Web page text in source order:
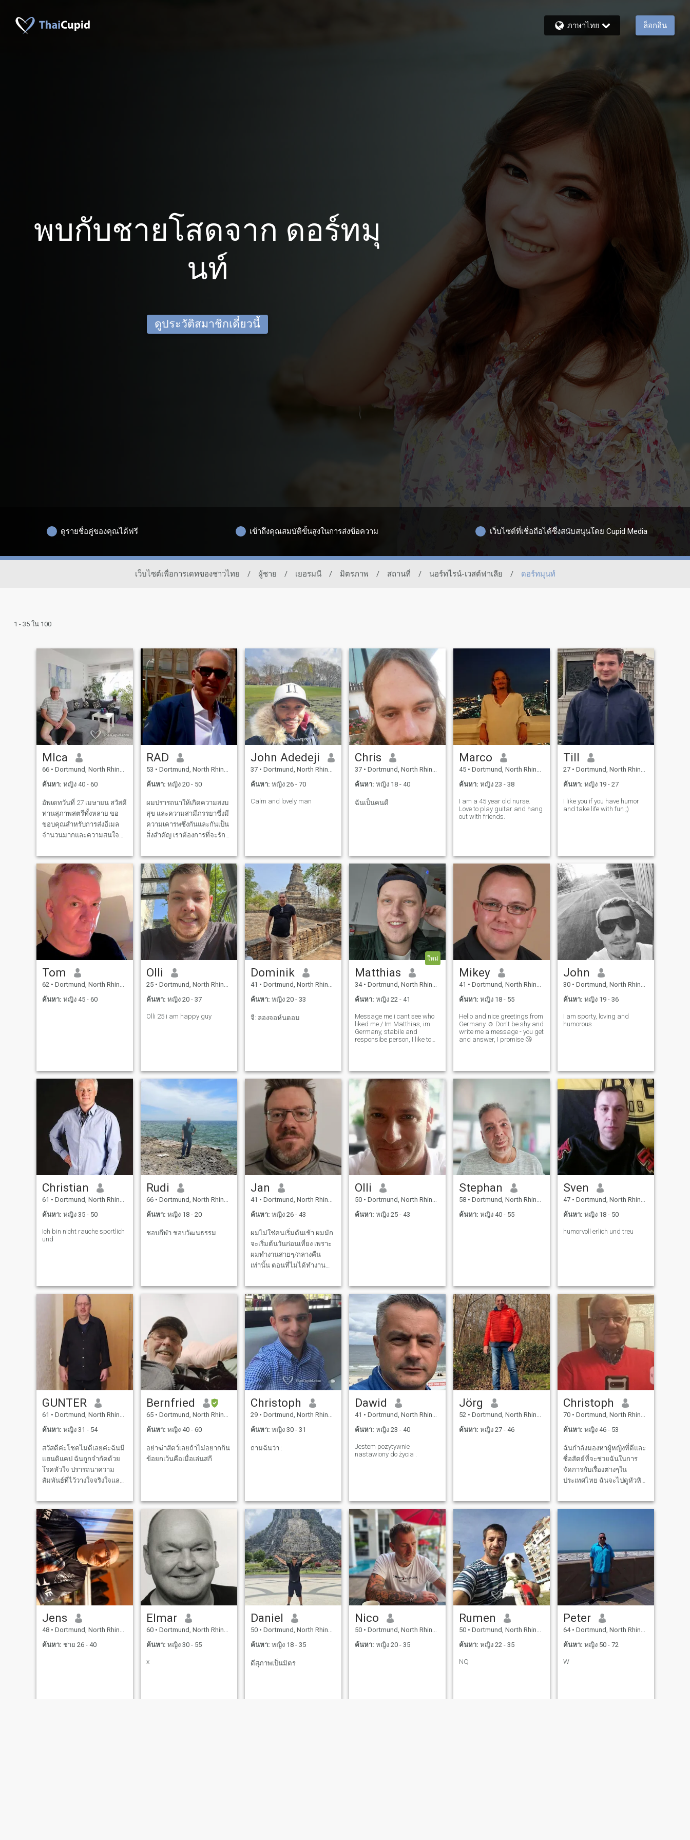
ภาษาไทย ล็อกอิน
พบกับชายโสดจาก ดอร์ทมุ
นท์
ดูประวัติสมาชิกเดี๋ยวนี้
ดูรายชื่อคู่ของคุณได้ฟรี เข้าถึงคุณสมบัติขั้นสูงในการส่งข้อความ เว็บไซต์ที่เชื่อถือได้ซึ่งสนับสนุนโดย Cupid Media
เว็บไซต์เพื่อการเดทของชาวไทย / ผู้ชาย / เยอรมนี / มิตรภาพ / สถานที่ / นอร์ทไรน์-เวสต์ฟาเลีย / ดอร์ทมุนท์
1 - 35 ใน 100
MIca
66 • Dortmund, North Rhine-Westphalia, เยอรมันนี
ค้นหา: หญิง 40 - 60
อัพเดทวันที่ 27 เมษายน สวัสดี
ท่านสุภาพสตรีทั้งหลาย ขอ
ขอบคุณสำหรับการส่งอีเมล
จำนวนมากและความสนใจ
ใส่ฉันเป็นอย่างมาก ด้วย
เหตุผลส่วนตัวได้และเป็นไป
ไม่ได้สำหรับฉันที่จะแสดง
ปฏิกิริยาที่มีในช่วงเวลานี้ แต่
สำหรับการตรวจสอบให้แน่ใจ
ว่าในอนาคตอันใกล้นี้ฉันจะ
ติดต่อกับหญิงชราที่ผมสนใจ
ได้ ผมแค่ต้องการตรวจดูให้
แน่ใจว่าผมมีเวลาที่เพียงพอ
เพื่อทำความรู้จักกันในราย
ความเข้าใจของคุณ ... : - )
สำหรับคนเหล่านั้นที่ไม่ได้เพื่อ
ให้พอดีกับในภาษาอังกฤษ (
นี้ฉันไม่สามารถแสดง
ปฏิกิริยาได้แต่ในอนาคตอัน
ใกล้นี้ฉันจะติดต่อผู้หญิงที่
สนใจฉันจริงๆฉันแค่ต้องการ
ให้แน่ใจว่าฉันมีเวลาพอที่จะ
ทำความรู้จักกันอย่างละเอียด
ขอบคุณสำหรับความเข้าใจ
ของคุณ ...
RAD
53 • Dortmund, North Rhine-Westphalia, เยอรมันนี
ค้นหา: หญิง 20 - 50
ผมปรารถนาให้เกิดความสงบ
สุข และความสามีภรรยาซึ่งมี
ความเคารพซึ่งกันและกันเป็น
สิ่งสําคัญ เราต้องการที่จะรัก
เข้าใจกัน และเคารพความ
ปรารถนาของแต่ละคน ฉัน
ต้องการที่จะสํารวจโลก,
ประสบการณ์วัฒนธรรมใหม่,
และพบกับคนใหม่,
John Adedeji
37 • Dortmund, North Rhine-Westphalia, เยอรมันนี
ค้นหา: หญิง 26 - 70
Calm and lovely man
Chris
37 • Dortmund, North Rhine-Westphalia, เยอรมันนี
ค้นหา: หญิง 18 - 40
ฉันเป็นคนดี
Marco
45 • Dortmund, North Rhine-Westphalia, เยอรมันนี
ค้นหา: หญิง 23 - 38
I am a 45 year old nurse.
Love to play guitar and hang
out with friends.
Till
27 • Dortmund, North Rhine-Westphalia, เยอรมันนี
ค้นหา: หญิง 19 - 27
I like you if you have humor
and take life with fun ;)
Tom
62 • Dortmund, North Rhine-Westphalia, เยอรมันนี
ค้นหา: หญิง 45 - 60
Olli
25 • Dortmund, North Rhine-Westphalia, เยอรมันนี
ค้นหา: หญิง 20 - 37
Olli 25 i am happy guy
Dominik
41 • Dortmund, North Rhine-Westphalia, เยอรมันนี
ค้นหา: หญิง 20 - 33
จี: ลองจอห์นดอม
ใหม่
Matthias
34 • Dortmund, North Rhine-Westphalia, เยอรมันนี
ค้นหา: หญิง 22 - 41
Message me i cant see who
liked me / Im Matthias, im
Germany, stabile and
responsibe person, I like to
Mikey
41 • Dortmund, North Rhine-Westphalia, เยอรมันนี
ค้นหา: หญิง 18 - 55
Hello and nice greetings from
Germany ☺️ Don't be shy and
write me a message - you get
and answer, I promise 😘
John
30 • Dortmund, North Rhine-Westphalia, เยอรมันนี
ค้นหา: หญิง 19 - 36
I am sporty, loving and
humorous
Christian
61 • Dortmund, North Rhine-Westphalia, เยอรมันนี
ค้นหา: หญิง 35 - 50
Ich bin nicht rauche sportlich
und
Rudi
66 • Dortmund, North Rhine-Westphalia, เยอรมันนี
ค้นหา: หญิง 18 - 20
ชอบกีฬา ชอบวัฒนธรรม
Jan
41 • Dortmund, North Rhine-Westphalia, เยอรมันนี
ค้นหา: หญิง 26 - 43
ผมไม่ใช่คนเริ่มต้นเช้า ผมมัก
จะเริ่มต้นวันก่อนเที่ยง เพราะ
ผมทํางานสายๆ/กลางคืน
เท่านั้น ตอนที่ไม่ได้ทํางาน
ละครอนิเมะ หรือเล่นวีดีโอ
เกมส์
Olli
50 • Dortmund, North Rhine-Westphalia, เยอรมันนี
ค้นหา: หญิง 25 - 43
Stephan
58 • Dortmund, North Rhine-Westphalia, เยอรมันนี
ค้นหา: หญิง 40 - 55
Sven
47 • Dortmund, North Rhine-Westphalia, เยอรมันนี
ค้นหา: หญิง 18 - 50
humorvoll erlich und treu
GUNTER
61 • Dortmund, North Rhine-Westphalia, เยอรมันนี
ค้นหา: หญิง 31 - 54
สวัสดีค่ะโชคไม่ดีเลยค่ะฉันมี
แฮนดิแคป ฉันถูกจำกัดด้วย
โรคหัวใจ ปรารถนาความ
สัมพันธ์ที่ไว้วางใจจริงใจและ
และการทำหน้าที่เป็นทีมเป็น
สิ่งสำคัญสำหรับฉัน
Bernfried
65 • Dortmund, North Rhine-Westphalia, เยอรมันนี
ค้นหา: หญิง 40 - 60
อย่าฆ่าสัตว์เลยถ้าไม่อยากกิน
ข้อยกเว้นคือเมื่อเล่นสกี
Christoph
29 • Dortmund, North Rhine-Westphalia, เยอรมันนี
ค้นหา: หญิง 30 - 31
ถามฉันว่า :
Dawid
41 • Dortmund, North Rhine-Westphalia, เยอรมันนี
ค้นหา: หญิง 23 - 40
Jestem pozytywnie
nastawiony do życia .
Jörg
52 • Dortmund, North Rhine-Westphalia, เยอรมันนี
ค้นหา: หญิง 27 - 46
Christoph
70 • Dortmund, North Rhine-Westphalia, เยอรมันนี
ค้นหา: หญิง 46 - 53
ฉันกำลังมองหาผู้หญิงที่ดีและ
ซื่อสัตย์ที่จะช่วยฉันในการ
จัดการกับเรื่องต่างๆใน
ประเทศไทย ฉันจะไปดูหัวหิน
ฉันต้องการหาคอนโด ยินดี
Jens
48 • Dortmund, North Rhine-Westphalia, เยอรมันนี
ค้นหา: ชาย 26 - 40
Elmar
60 • Dortmund, North Rhine-Westphalia, เยอรมันนี
ค้นหา: หญิง 30 - 55
x
Daniel
50 • Dortmund, North Rhine-Westphalia, เยอรมันนี
ค้นหา: หญิง 18 - 35
ดีสุภาพเป็นมิตร
Nico
50 • Dortmund, North Rhine-Westphalia, เยอรมันนี
ค้นหา: หญิง 20 - 35
Rumen
50 • Dortmund, North Rhine-Westphalia, เยอรมันนี
ค้นหา: หญิง 22 - 35
NQ
Peter
64 • Dortmund, North Rhine-Westphalia, เยอรมันนี
ค้นหา: หญิง 50 - 72
W